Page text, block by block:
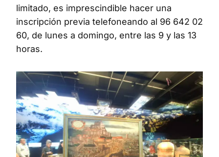
limitado, es imprescindible hacer una
inscripción previa telefoneando al 96 642 02
60, de lunes a domingo, entre las 9 y las 13
horas.